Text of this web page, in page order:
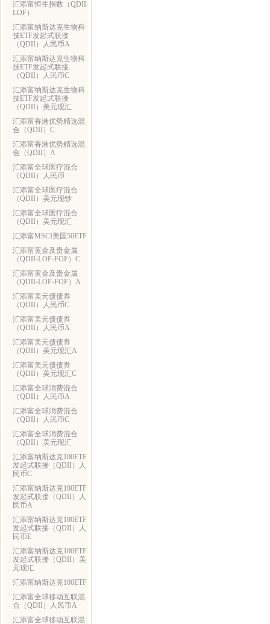
汇添富恒生指数（QDII-
LOF）
汇添富纳斯达克生物科
技ETF发起式联接
（QDII）人民币A
汇添富纳斯达克生物科
技ETF发起式联接
（QDII）人民币C
汇添富纳斯达克生物科
技ETF发起式联接
（QDII）美元现汇
汇添富香港优势精选混
合（QDII）C
汇添富香港优势精选混
合（QDII）A
汇添富全球医疗混合
（QDII）人民币
汇添富全球医疗混合
（QDII）美元现钞
汇添富全球医疗混合
（QDII）美元现汇
汇添富MSCI美国50ETF
汇添富黄金及贵金属
（QDII-LOF-FOF）C
汇添富黄金及贵金属
（QDII-LOF-FOF）A
汇添富美元债债券
（QDII）人民币C
汇添富美元债债券
（QDII）人民币A
汇添富美元债债券
（QDII）美元现汇A
汇添富美元债债券
（QDII）美元现汇C
汇添富全球消费混合
（QDII）人民币A
汇添富全球消费混合
（QDII）人民币C
汇添富全球消费混合
（QDII）美元现汇
汇添富纳斯达克100ETF
发起式联接（QDII）人
民币C
汇添富纳斯达克100ETF
发起式联接（QDII）人
民币A
汇添富纳斯达克100ETF
发起式联接（QDII）人
民币E
汇添富纳斯达克100ETF
发起式联接（QDII）美
元现汇
汇添富纳斯达克100ETF
汇添富全球移动互联混
合（QDII）人民币A
汇添富全球移动互联混